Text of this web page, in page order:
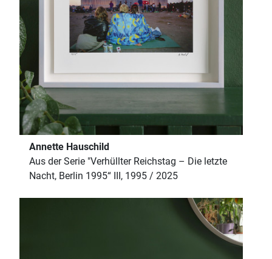
Annette Hauschild
Aus der Serie "Verhüllter Reichstag – Die letzte
Nacht, Berlin 1995“ III, 1995 / 2025